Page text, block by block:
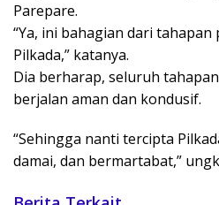
Parepare.
“Ya, ini bahagian dari
Pilkada,” katanya.
Dia berharap, seluruh
berjalan aman dan kondusif.
“Sehingga nanti tercipta
damai, dan bermartabat,”